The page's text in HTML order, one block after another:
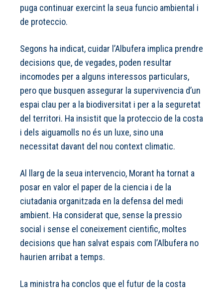
puga continuar exercint la seua funcio ambiental i
de proteccio.
Segons ha indicat, cuidar l’Albufera implica prendre
decisions que, de vegades, poden resultar
incomodes per a alguns interessos particulars,
pero que busquen assegurar la supervivencia d’un
espai clau per a la biodiversitat i per a la seguretat
del territori. Ha insistit que la proteccio de la costa
i dels aiguamolls no és un luxe, sino una
necessitat davant del nou context climatic.
Al llarg de la seua intervencio, Morant ha tornat a
posar en valor el paper de la ciencia i de la
ciutadania organitzada en la defensa del medi
ambient. Ha considerat que, sense la pressio
social i sense el coneixement cientific, moltes
decisions que han salvat espais com l’Albufera no
haurien arribat a temps.
La ministra ha conclos que el futur de la costa